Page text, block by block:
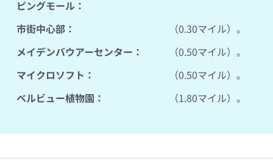
ピングモール：
市街中心部：
（0.30マイル）。
メイデンバウアーセンター：
（0.50マイル）。
マイクロソフト：
（0.50マイル）。
ベルビュー植物園：
（1.80マイル）。